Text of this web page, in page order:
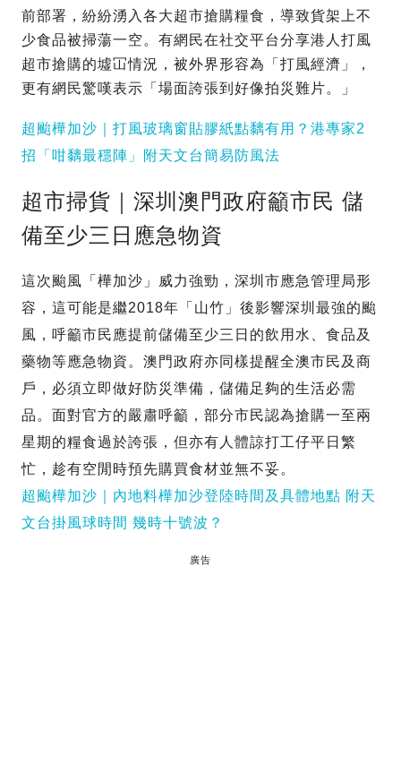
前部署，紛紛湧入各大超市搶購糧食，導致貨架上不
少食品被掃蕩一空。有網民在社交平台分享港人打風
超市搶購的墟冚情況，被外界形容為「打風經濟」，
更有網民驚嘆表示「場面誇張到好像拍災難片。」
超颱樺加沙｜打風玻璃窗貼膠紙點黐有用？港專家2
招「咁黐最穩陣」附天文台簡易防風法
超市掃貨｜深圳澳門政府籲市民 儲
備至少三日應急物資
這次颱風「樺加沙」威力強勁，深圳市應急管理局形
容，這可能是繼2018年「山竹」後影響深圳最強的颱
風，呼籲市民應提前儲備至少三日的飲用水、食品及
藥物等應急物資。澳門政府亦同樣提醒全澳市民及商
戶，必須立即做好防災準備，儲備足夠的生活必需
品。面對官方的嚴肅呼籲，部分市民認為搶購一至兩
星期的糧食過於誇張，但亦有人體諒打工仔平日繁
忙，趁有空閒時預先購買食材並無不妥。
超颱樺加沙｜內地料樺加沙登陸時間及具體地點 附天
文台掛風球時間 幾時十號波？
廣告